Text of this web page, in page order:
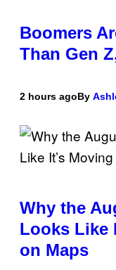
Boomers
Than Gen
2 hours agoBy
Why the
Looks Like
on Maps